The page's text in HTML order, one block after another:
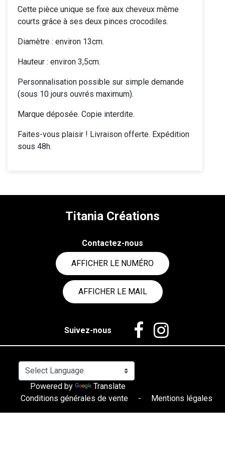
Cette pièce unique se fixe aux cheveux même
courts grâce à ses deux pinces crocodiles.
Diamètre : environ 13cm.
Hauteur : environ 3,5cm.
Personnalisation possible sur simple demande
(sous 10 jours ouvrés maximum).
Marque déposée. Copie interdite.
Faites-vous plaisir ! Livraison offerte. Expédition
sous 48h.
Titania Créations
Contactez-nous
AFFICHER LE NUMÉRO
AFFICHER LE MAIL
Suivez-nous
Powered by
Translate
Conditions générales de vente
- Mentions légales